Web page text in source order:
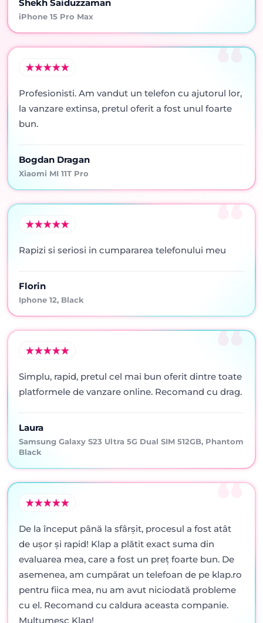
Shekh Saiduzzaman
iPhone 15 Pro Max
Profesionisti. Am vandut un telefon cu ajutorul lor,
la vanzare extinsa, pretul oferit a fost unul foarte
bun.
Bogdan Dragan
Xiaomi MI 11T Pro
Rapizi si seriosi in cumpararea telefonului meu
Florin
Iphone 12, Black
Simplu, rapid, pretul cel mai bun oferit dintre toate
platformele de vanzare online. Recomand cu drag.
Laura
Samsung Galaxy S23 Ultra 5G Dual SIM 512GB, Phantom
Black
De la început până la sfârșit, procesul a fost atât
de ușor și rapid! Klap a plătit exact suma din
evaluarea mea, care a fost un preț foarte bun. De
asemenea, am cumpărat un telefoan de pe klap.ro
pentru fiica mea, nu am avut niciodată probleme
cu el. Recomand cu caldura aceasta companie.
Mulțumesc Klap!